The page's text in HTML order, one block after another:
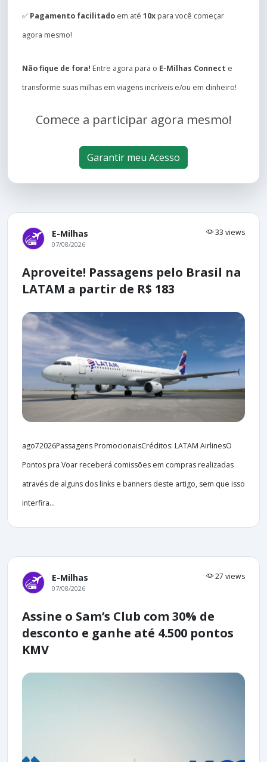
✅ Pagamento facilitado em até 10x para você começar
agora mesmo!
Não fique de fora! Entre agora para o E-Milhas Connect e
transforme suas milhas em viagens incríveis e/ou em dinheiro!
Comece a participar agora mesmo!
Garantir meu Acesso
E-Milhas 33 views
07/08/2026
Aproveite! Passagens pelo Brasil na
LATAM a partir de R$ 183
ago72026Passagens PromocionaisCréditos: LATAM AirlinesO
Pontos pra Voar receberá comissões em compras realizadas
através de alguns dos links e banners deste artigo, sem que isso
interfira...
E-Milhas 27 views
07/08/2026
Assine o Sam’s Club com 30% de
desconto e ganhe até 4.500 pontos
KMV